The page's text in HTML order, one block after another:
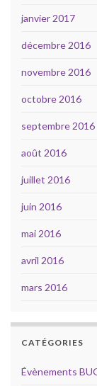
janvier 2017
décembre 2016
novembre 2016
octobre 2016
septembre 2016
août 2016
juillet 2016
juin 2016
mai 2016
avril 2016
mars 2016
CATÉGORIES
Évènements